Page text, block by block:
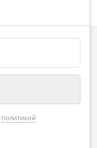
политикой